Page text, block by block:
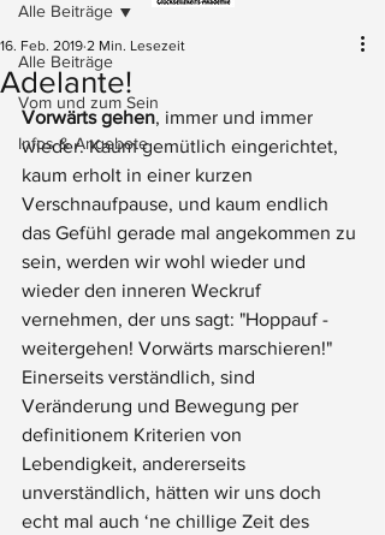
Alle Beiträge
Vom und zum Sein
Infos & Angebote
Alle Beiträge
Adelante!
16. Feb. 2019 2 Min. Lesezeit
Vorwärts gehen, immer und immer
wieder. Kaum gemütlich eingerichtet,
kaum erholt in einer kurzen
Verschnaufpause, und kaum endlich
das Gefühl gerade mal angekommen zu
sein, werden wir wohl wieder und
wieder den inneren Weckruf
vernehmen, der uns sagt: "Hoppauf -
weitergehen! Vorwärts marschieren!"
Einerseits verständlich, sind
Veränderung und Bewegung per
definitionem Kriterien von
Lebendigkeit, andererseits
unverständlich, hätten wir uns doch
echt mal auch ‘ne chillige Zeit des